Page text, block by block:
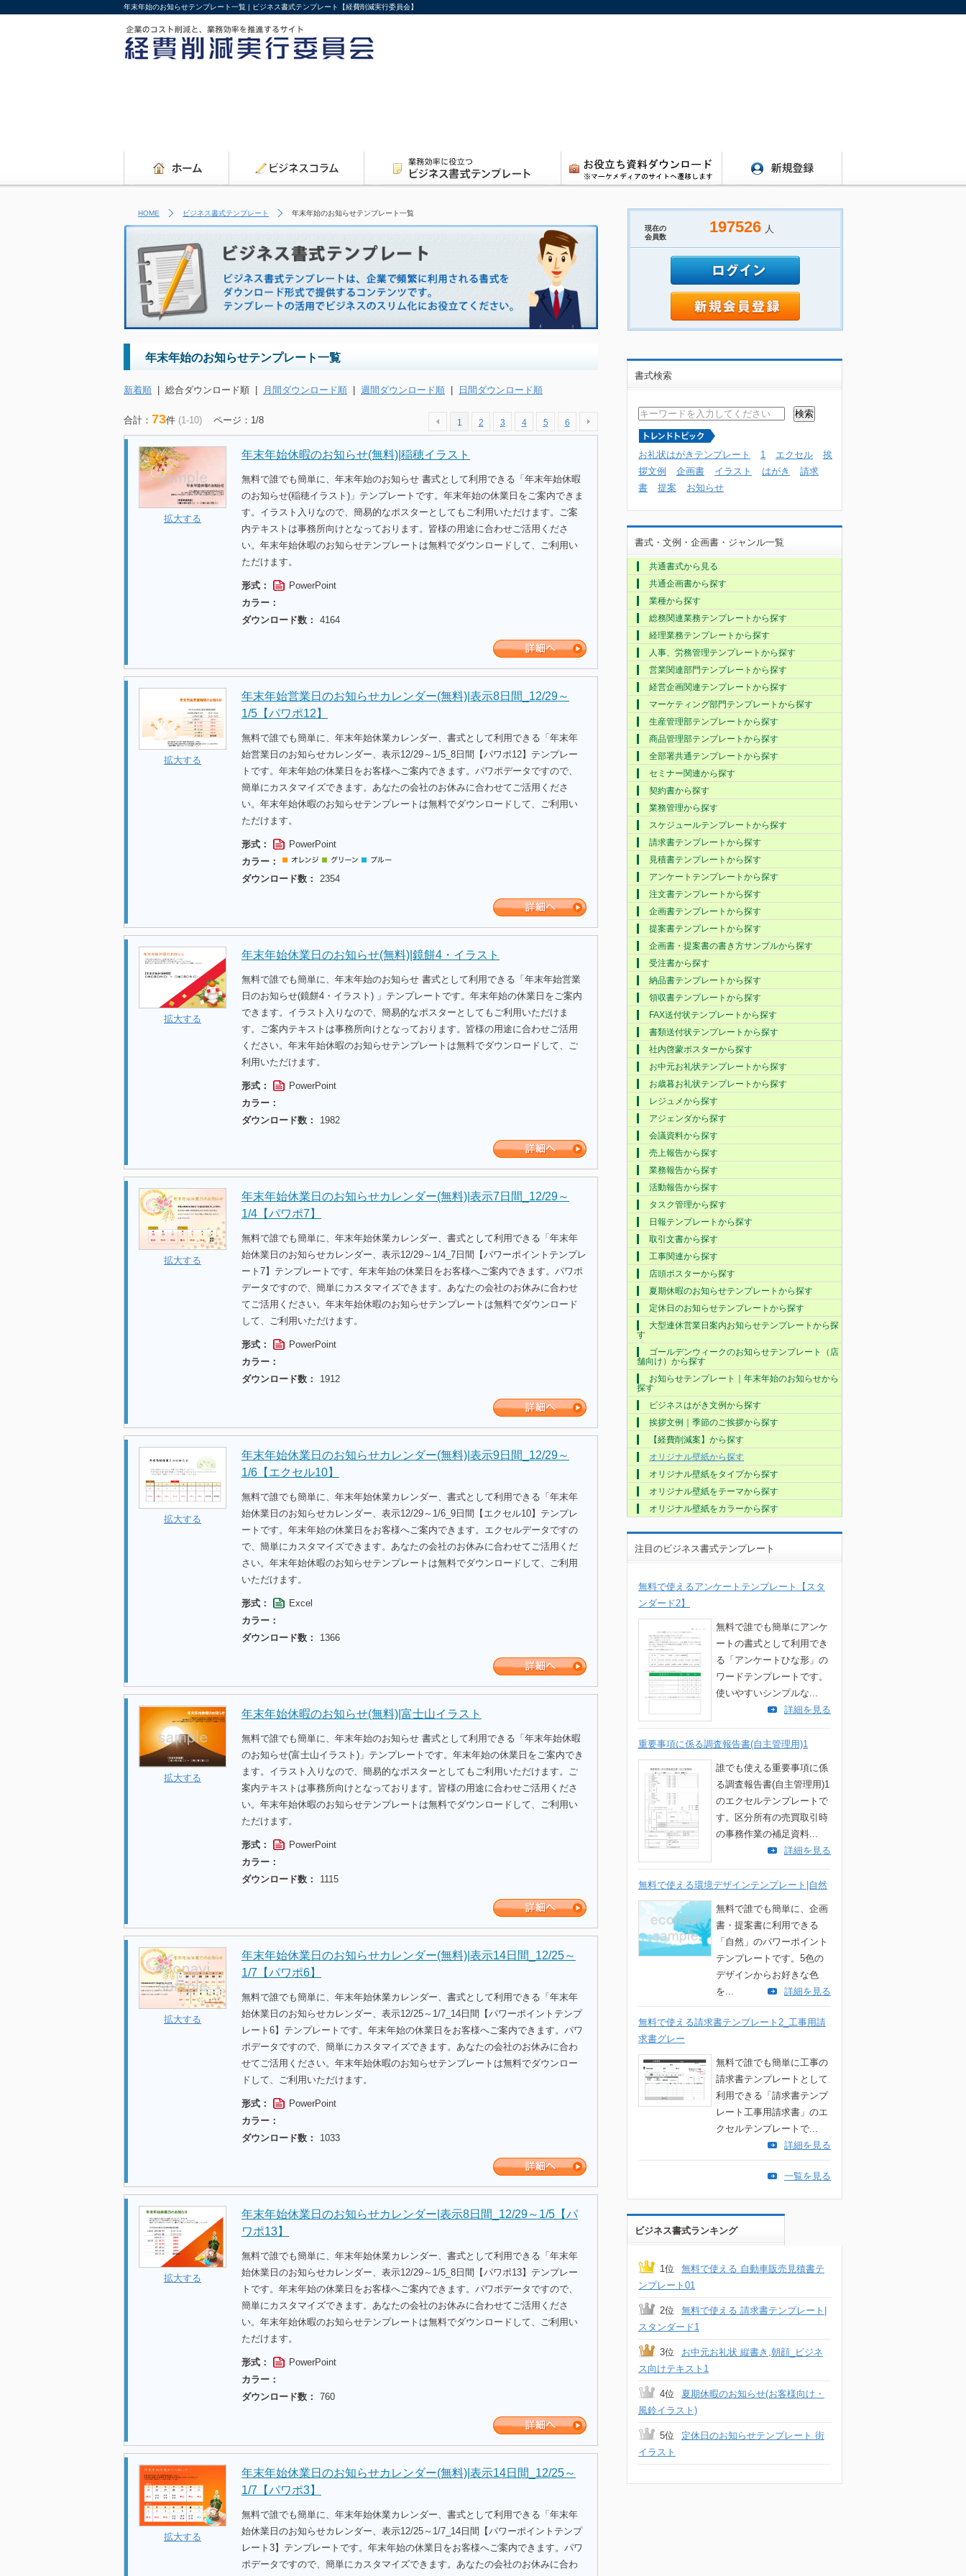
年末年始のお知らせテンプレート一覧 | ビジネス書式テンプレート【経費削減実行委員会】
HOME ビジネス書式テンプレート 年末年始のお知らせテンプレート一覧
年末年始のお知らせテンプレート一覧
新着順 | 総合ダウンロード順 | 月間ダウンロード順 | 週間ダウンロード順 | 日間ダウンロード順
合計： 73件 (1-10) ページ：1/8 1 2 3 4 5 6
拡大する
年末年始休暇のお知らせ(無料)|稲穂イラスト
無料で誰でも簡単に、年末年始のお知らせ 書式として利用できる「年末年始休暇
のお知らせ(稲穂イラスト)」テンプレートです。年末年始の休業日をご案内できま
す。イラスト入りなので、簡易的なポスターとしてもご利用いただけます。ご案
内テキストは事務所向けとなっております。皆様の用途に合わせご活用くださ
い。年末年始休暇のお知らせテンプレートは無料でダウンロードして、ご利用い
ただけます。
形式：
PowerPoint
カラー：
ダウンロード数：
4164
拡大する
年末年始営業日のお知らせカレンダー(無料)|表示8日間_12/29～
1/5【パワポ12】
無料で誰でも簡単に、年末年始休業カレンダー、書式として利用できる「年末年
始営業日のお知らせカレンダー、表示12/29～1/5_8日間【パワポ12】テンプレー
トです。年末年始の休業日をお客様へご案内できます。パワポデータですので、
簡単にカスタマイズできます。あなたの会社のお休みに合わせてご活用くださ
い。年末年始休暇のお知らせテンプレートは無料でダウンロードして、ご利用い
ただけます。
形式：
PowerPoint
カラー：
ダウンロード数：
2354
拡大する
年末年始休業日のお知らせ(無料)|鏡餅4・イラスト
無料で誰でも簡単に、年末年始のお知らせ 書式として利用できる「年末年始営業
日のお知らせ(鏡餅4・イラスト) 」テンプレートです。年末年始の休業日をご案内
できます。イラスト入りなので、簡易的なポスターとしてもご利用いただけま
す。ご案内テキストは事務所向けとなっております。皆様の用途に合わせご活用
ください。年末年始休暇のお知らせテンプレートは無料でダウンロードして、ご
利用いただけます。
形式：
PowerPoint
カラー：
ダウンロード数：
1982
拡大する
年末年始休業日のお知らせカレンダー(無料)|表示7日間_12/29～
1/4【パワポ7】
無料で誰でも簡単に、年末年始休業カレンダー、書式として利用できる「年末年
始休業日のお知らせカレンダー、表示12/29～1/4_7日間【パワーポイントテンプレ
ート7】テンプレートです。年末年始の休業日をお客様へご案内できます。パワポ
データですので、簡単にカスタマイズできます。あなたの会社のお休みに合わせ
てご活用ください。年末年始休暇のお知らせテンプレートは無料でダウンロード
して、ご利用いただけます。
形式：
PowerPoint
カラー：
ダウンロード数：
1912
拡大する
年末年始休業日のお知らせカレンダー(無料)|表示9日間_12/29～
1/6【エクセル10】
無料で誰でも簡単に、年末年始休業カレンダー、書式として利用できる「年末年
始休業日のお知らせカレンダー、表示12/29～1/6_9日間【エクセル10】テンプレ
ートです。年末年始の休業日をお客様へご案内できます。エクセルデータですの
で、簡単にカスタマイズできます。あなたの会社のお休みに合わせてご活用くだ
さい。年末年始休暇のお知らせテンプレートは無料でダウンロードして、ご利用
いただけます。
形式：
Excel
カラー：
ダウンロード数：
1366
拡大する
年末年始休暇のお知らせ(無料)|富士山イラスト
無料で誰でも簡単に、年末年始のお知らせ 書式として利用できる「年末年始休暇
のお知らせ(富士山イラスト)」テンプレートです。年末年始の休業日をご案内でき
ます。イラスト入りなので、簡易的なポスターとしてもご利用いただけます。ご
案内テキストは事務所向けとなっております。皆様の用途に合わせご活用くださ
い。年末年始休暇のお知らせテンプレートは無料でダウンロードして、ご利用い
ただけます。
形式：
PowerPoint
カラー：
ダウンロード数：
1115
拡大する
年末年始休業日のお知らせカレンダー(無料)|表示14日間_12/25～
1/7【パワポ6】
無料で誰でも簡単に、年末年始休業カレンダー、書式として利用できる「年末年
始休業日のお知らせカレンダー、表示12/25～1/7_14日間【パワーポイントテンプ
レート6】テンプレートです。年末年始の休業日をお客様へご案内できます。パワ
ポデータですので、簡単にカスタマイズできます。あなたの会社のお休みに合わ
せてご活用ください。年末年始休暇のお知らせテンプレートは無料でダウンロー
ドして、ご利用いただけます。
形式：
PowerPoint
カラー：
ダウンロード数：
1033
拡大する
年末年始休業日のお知らせカレンダー|表示8日間_12/29～1/5【パ
ワポ13】
無料で誰でも簡単に、年末年始休業カレンダー、書式として利用できる「年末年
始休業日のお知らせカレンダー、表示12/29～1/5_8日間【パワポ13】テンプレー
トです。年末年始の休業日をお客様へご案内できます。パワポデータですので、
簡単にカスタマイズできます。あなたの会社のお休みに合わせてご活用くださ
い。年末年始休暇のお知らせテンプレートは無料でダウンロードして、ご利用い
ただけます。
形式：
PowerPoint
カラー：
ダウンロード数：
760
拡大する
年末年始休業日のお知らせカレンダー(無料)|表示14日間_12/25～
1/7【パワポ3】
無料で誰でも簡単に、年末年始休業カレンダー、書式として利用できる「年末年
始休業日のお知らせカレンダー、表示12/25～1/7_14日間【パワーポイントテンプ
レート3】テンプレートです。年末年始の休業日をお客様へご案内できます。パワ
ポデータですので、簡単にカスタマイズできます。あなたの会社のお休みに合わ
現在の
会員数
197526 人
書式検索
お礼状はがきテンプレート 1 エクセル
挨
拶文例
企画書 イラスト はがき
請求
書
提案 お知らせ
書式・文例・企画書・ジャンル一覧
共通書式から見る
共通企画書から探す
業種から探す
総務関連業務テンプレートから探す
経理業務テンプレートから探す
人事、労務管理テンプレートから探す
営業関連部門テンプレートから探す
経営企画関連テンプレートから探す
マーケティング部門テンプレートから探す
生産管理部テンプレートから探す
商品管理部テンプレートから探す
全部署共通テンプレートから探す
セミナー関連から探す
契約書から探す
業務管理から探す
スケジュールテンプレートから探す
請求書テンプレートから探す
見積書テンプレートから探す
アンケートテンプレートから探す
注文書テンプレートから探す
企画書テンプレートから探す
提案書テンプレートから探す
企画書・提案書の書き方サンプルから探す
受注書から探す
納品書テンプレートから探す
領収書テンプレートから探す
FAX送付状テンプレートから探す
書類送付状テンプレートから探す
社内啓蒙ポスターから探す
お中元お礼状テンプレートから探す
お歳暮お礼状テンプレートから探す
レジュメから探す
アジェンダから探す
会議資料から探す
売上報告から探す
業務報告から探す
活動報告から探す
タスク管理から探す
日報テンプレートから探す
取引文書から探す
工事関連から探す
店頭ポスターから探す
夏期休暇のお知らせテンプレートから探す
定休日のお知らせテンプレートから探す
大型連休営業日案内お知らせテンプレートから探
す
ゴールデンウィークのお知らせテンプレート（店
舗向け）から探す
お知らせテンプレート｜年末年始のお知らせから
探す
ビジネスはがき文例から探す
挨拶文例｜季節のご挨拶から探す
【経費削減案】から探す
オリジナル壁紙から探す
オリジナル壁紙をタイプから探す
オリジナル壁紙をテーマから探す
オリジナル壁紙をカラーから探す
注目のビジネス書式テンプレート
無料で使えるアンケートテンプレート【スタ
ンダード2】
無料で誰でも簡単にアンケ
ートの書式として利用でき
る「アンケートひな形」の
ワードテンプレートです。
使いやすいシンプルな...
詳細を見る
重要事項に係る調査報告書(自主管理用)1
誰でも使える重要事項に係
る調査報告書(自主管理用)1
のエクセルテンプレートで
す。区分所有の売買取引時
の事務作業の補足資料...
詳細を見る
無料で使える環境デザインテンプレート|自然
無料で誰でも簡単に、企画
書・提案書に利用できる
「自然」のパワーポイント
テンプレートです。5色の
デザインからお好きな色
を...
詳細を見る
無料で使える請求書テンプレート2_工事用請
求書グレー
無料で誰でも簡単に工事の
請求書テンプレートとして
利用できる「請求書テンプ
レート工事用請求書」のエ
クセルテンプレートで...
詳細を見る
一覧を見る
ビジネス書式ランキング
1位
無料で使える 自動車販売見積書テ
ンプレート01
2位
無料で使える 請求書テンプレート|
スタンダード1
3位
お中元お礼状 縦書き,朝顔_ビジネ
ス向けテキスト1
4位
夏期休暇のお知らせ(お客様向け・
風鈴イラスト)
5位
定休日のお知らせテンプレート 街
イラスト